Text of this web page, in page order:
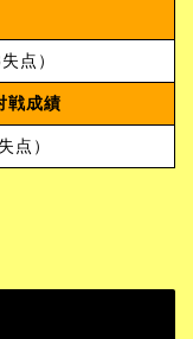
点）
戦成績
点）